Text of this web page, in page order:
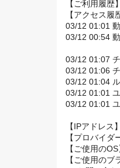
【ご利用
【アクセス履
03/12 01:01
03/12 00:54
03/12 01:07
03/12 01:06
03/12 01:04
03/12 01:01
03/12 01:01
【IPアドレ
【プロバイ
【ご使用の
【ご使用の